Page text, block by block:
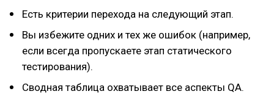
Есть критерии перехода на следующий этап.
Вы избежите одних и тех же ошибок (например,
если всегда пропускаете этап статического
тестирования).
Сводная таблица охватывает все аспекты QA.